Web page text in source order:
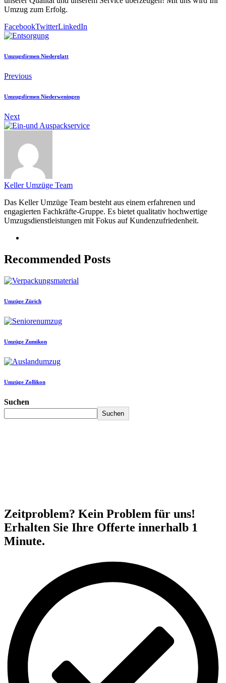
Umzug zum Erfolg.
FacebookTwitterLinkedIn
Umzugsfirmen Niederglatt
Previous
Umzugsfirmen Niederweningen
Next
Keller Umzüge Team
Das Keller Umzüge Team besteht aus einem erfahrenen und
engagierten Fachkräfte-Gruppe. Es bietet qualitativ hochwertige
Umzugsdienstleistungen mit Fokus auf Kundenzufriedenheit.
Recommended Posts
Umzüge Zürich
Umzüge Zumikon
Umzüge Zollikon
Suchen
Suchen
Zeitproblem? Kein Problem für uns!
Erhalten Sie Ihre Offerte innerhalb 1
Minute.